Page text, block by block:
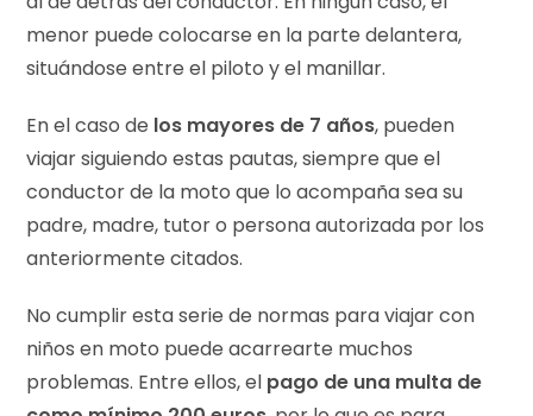
menor puede colocarse en la parte delantera,
situándose entre el piloto y el manillar.
En el caso de los mayores de 7 años, pueden
viajar siguiendo estas pautas, siempre que el
conductor de la moto que lo acompaña sea su
padre, madre, tutor o persona autorizada por los
anteriormente citados.
No cumplir esta serie de normas para viajar con
niños en moto puede acarrearte muchos
problemas. Entre ellos, el pago de una multa de